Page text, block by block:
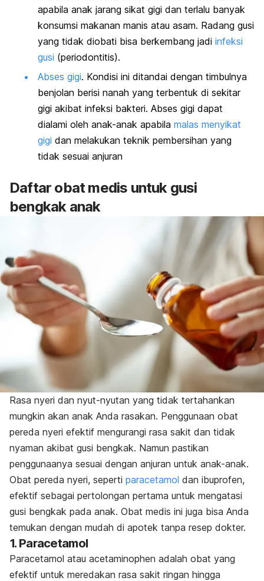
apabila anak jarang sikat gigi dan terlalu banyak
konsumsi makanan manis atau asam. Radang gusi
yang tidak diobati bisa berkembang jadi infeksi
gusi (periodontitis).
Abses gigi. Kondisi ini ditandai dengan timbulnya
benjolan berisi nanah yang terbentuk di sekitar
gigi akibat infeksi bakteri. Abses gigi dapat
dialami oleh anak-anak apabila malas menyikat
gigi dan melakukan teknik pembersihan yang
tidak sesuai anjuran
Daftar obat medis untuk gusi
bengkak anak
Rasa nyeri dan nyut-nyutan yang tidak tertahankan
mungkin akan anak Anda rasakan. Penggunaan obat
pereda nyeri efektif mengurangi rasa sakit dan tidak
nyaman akibat gusi bengkak. Namun pastikan
penggunaanya sesuai dengan anjuran untuk anak-anak.
Obat pereda nyeri, seperti paracetamol dan ibuprofen,
efektif sebagai pertolongan pertama untuk mengatasi
gusi bengkak pada anak. Obat medis ini juga bisa Anda
temukan dengan mudah di apotek tanpa resep dokter.
1. Paracetamol
Paracetamol atau acetaminophen adalah obat yang
efektif untuk meredakan rasa sakit ringan hingga